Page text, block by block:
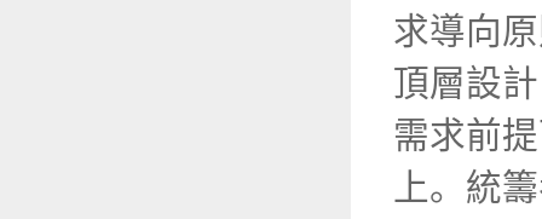
求導向
頂層設
需求前
上。統